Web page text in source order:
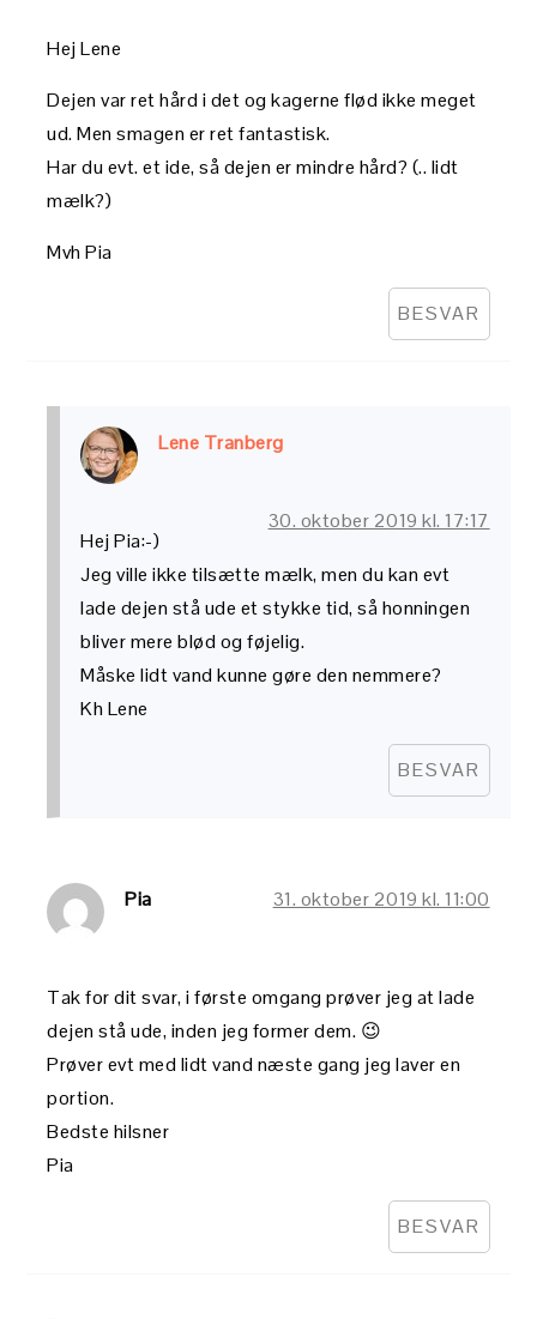
Hej Lene
Dejen var ret hård i det og kagerne flød ikke meget
ud. Men smagen er ret fantastisk.
Har du evt. et ide, så dejen er mindre hård? (.. lidt
mælk?)
Mvh Pia
BESVAR
Lene Tranberg
30. oktober 2019 kl. 17:17
Hej Pia:-)
Jeg ville ikke tilsætte mælk, men du kan evt
lade dejen stå ude et stykke tid, så honningen
bliver mere blød og føjelig.
Måske lidt vand kunne gøre den nemmere?
Kh Lene
BESVAR
Pia 31. oktober 2019 kl. 11:00
Tak for dit svar, i første omgang prøver jeg at lade
dejen stå ude, inden jeg former dem. 😉
Prøver evt med lidt vand næste gang jeg laver en
portion.
Bedste hilsner
Pia
BESVAR